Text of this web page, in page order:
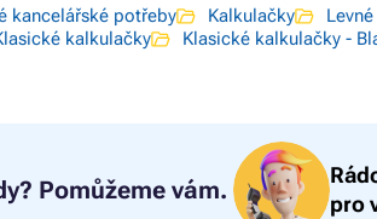
kancelářské potřeby Kalkulačky
kalkulačky Klasické kalkulačky -
Pomůžeme vám.
pro